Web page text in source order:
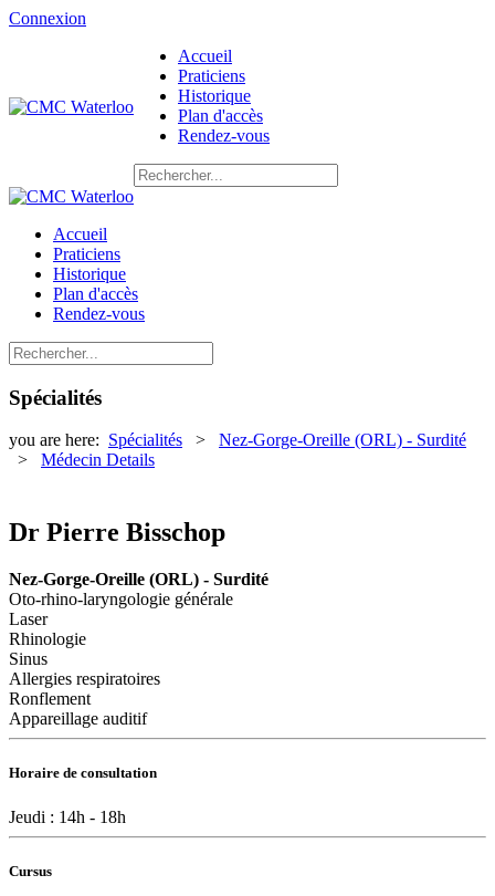
Connexion
Accueil
Praticiens
Historique
Plan d'accès
Rendez-vous
Accueil
Praticiens
Historique
Plan d'accès
Rendez-vous
Spécialités
you are here: Spécialités > Nez-Gorge-Oreille (ORL) - Surdité
> Médecin Details
Dr Pierre Bisschop
Nez-Gorge-Oreille (ORL) - Surdité
Oto-rhino-laryngologie générale
Laser
Rhinologie
Sinus
Allergies respiratoires
Ronflement
Appareillage auditif
Horaire de consultation
Jeudi : 14h - 18h
Cursus